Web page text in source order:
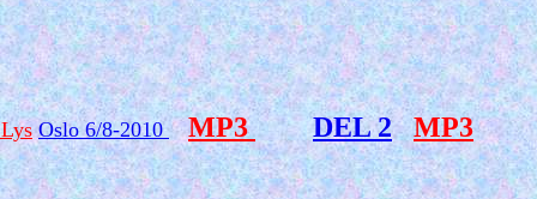
Oslo 6/8-2010 MP3 DEL 2 MP3